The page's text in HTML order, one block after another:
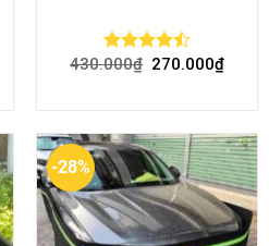
Rated
430.000₫ 270.000₫
-28%